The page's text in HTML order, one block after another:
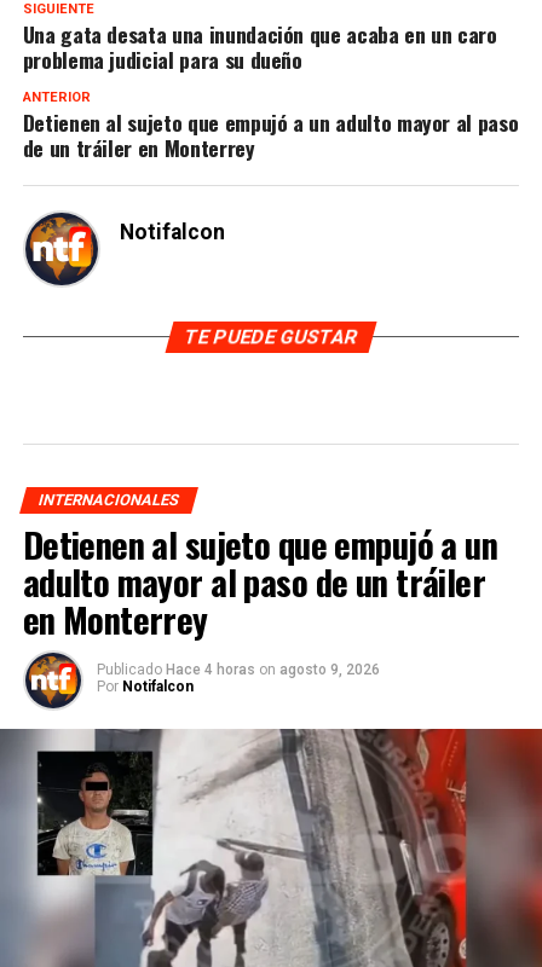
SIGUIENTE
Una gata desata una inundación que acaba en un caro
problema judicial para su dueño
ANTERIOR
Detienen al sujeto que empujó a un adulto mayor al paso
de un tráiler en Monterrey
Notifalcon
TE PUEDE GUSTAR
INTERNACIONALES
Detienen al sujeto que empujó a un
adulto mayor al paso de un tráiler
en Monterrey
Publicado Hace 4 horas on agosto 9, 2026
Por Notifalcon